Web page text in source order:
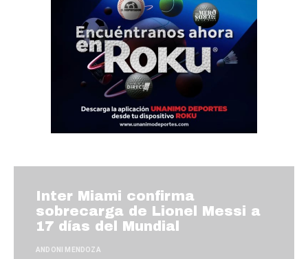
Inter Miami confirma
sobrecarga de Lionel Messi a
17 días del Mundial
ANDONI MENDOZA